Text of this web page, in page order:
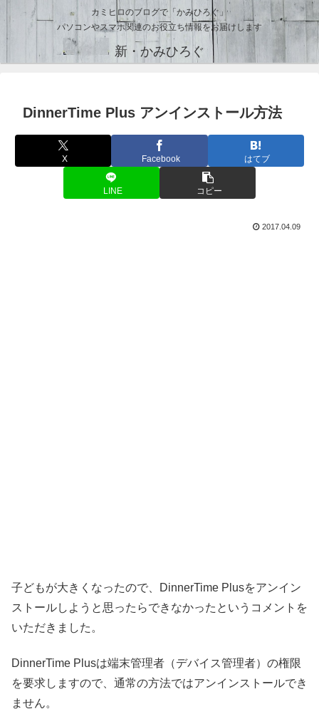
カミヒロのブログで「かみひろぐ」
パソコンやスマホ関連のお役立ち情報をお届けします
新・かみひろぐ
DinnerTime Plus アンインストール方法
X Facebook はてブ
LINE コピー
2017.04.09
子どもが大きくなったので、DinnerTime Plusをアンイン
ストールしようと思ったらできなかったというコメントを
いただきました。
DinnerTime Plusは端末管理者（デバイス管理者）の権限
を要求しますので、通常の方法ではアンインストールでき
ません。